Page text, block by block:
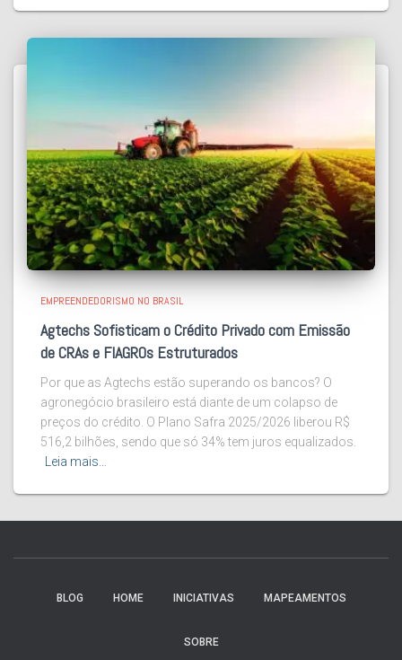
EMPREENDEDORISMO NO BRASIL
Agtechs Sofisticam o Crédito Privado com Emissão
de CRAs e FIAGROs Estruturados
Por que as Agtechs estão superando os bancos? O
agronegócio brasileiro está diante de um colapso de
preços do crédito. O Plano Safra 2025/2026 liberou R$
516,2 bilhões, sendo que só 34% tem juros equalizados.
Leia mais…
BLOG HOME INICIATIVAS MAPEAMENTOS
SOBRE